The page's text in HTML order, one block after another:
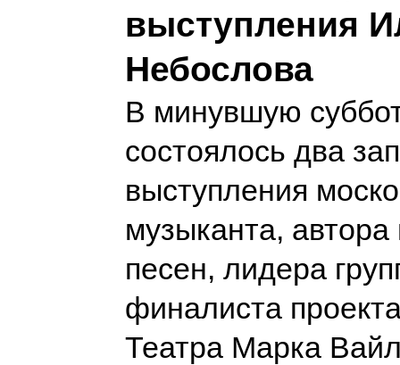
выступления
Небослова
В минувшую
состоялось два
выступления
музыканта,
песен, лидера
финалиста
Театра Марка